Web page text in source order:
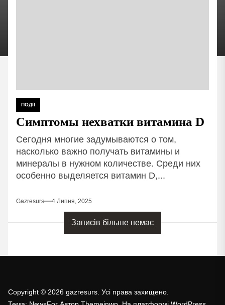
ПОДІЇ
Симптомы нехватки витамина D
Сегодня многие задумываются о том,
насколько важно получать витамины и
минералы в нужном количестве. Среди них
особенно выделяется витамин D,...
Gazresurs 4 Липня, 2025
Записів більше немає
Copyright © 2026 gazresurs. Усі права захищено.